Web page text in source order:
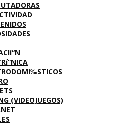
(VIDEOJUEGOS)